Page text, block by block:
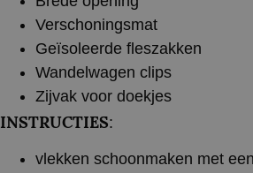
Verschoningsmat
Geïsoleerde fleszakken
Wandelwagen clips
Zijvak voor doekjes
INSTRUCTIES:
vlekken schoonmaken met